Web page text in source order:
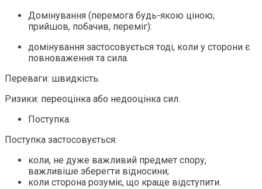
Домінування (перемога будь-якою ціною;
прийшов, побачив, переміг):
домінування застосовується тоді, коли у сторони є
повноваження та сила.
Переваги: швидкість.
Ризики: переоцінка або недооцінка сил.
Поступка.
Поступка застосовується:
коли, не дуже важливий предмет спору,
важливіше зберегти відносини;
коли сторона розуміє, що краще відступити.